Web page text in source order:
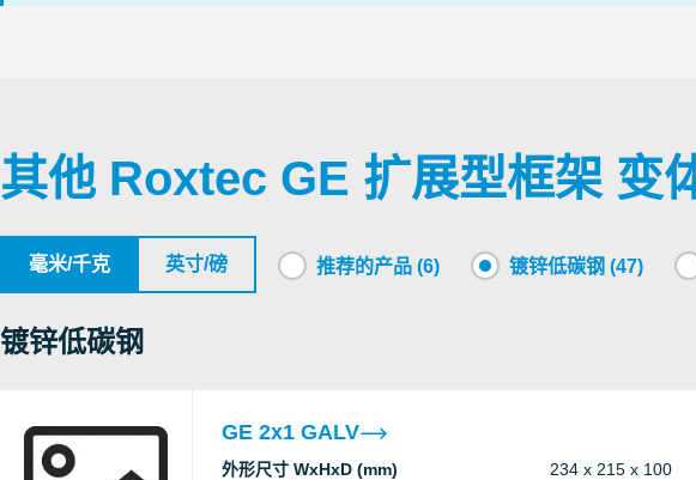
其他 Roxtec GE 扩展型框架 变
毫米/千克 英寸/磅 推荐的产品 (6) 镀锌低碳钢 (47)
镀锌低碳钢
GE 2x1 GALV
外形尺寸 WxHxD (mm)
234 x 215 x 100